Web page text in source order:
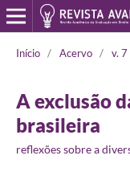
Início / Acervo / v.
A exclusão
brasileira
reflexões sobre a